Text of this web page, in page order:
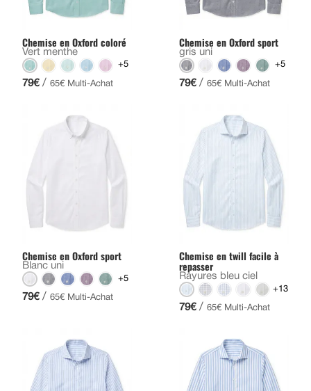
Chemise en Oxford coloré
Vert menthe
+5
79€ / 65€ Multi-Achat
Chemise en Oxford sport
gris uni
+5
79€ / 65€ Multi-Achat
Chemise en Oxford sport
Blanc uni
+5
79€ / 65€ Multi-Achat
Chemise en twill facile à
repasser
Rayures bleu ciel
+13
79€ / 65€ Multi-Achat